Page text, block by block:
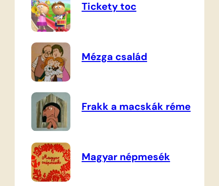
Tickety toc
Mézga család
Frakk a macskák réme
Magyar népmesék